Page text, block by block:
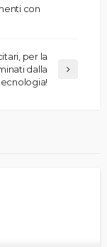
con
per la
dalla